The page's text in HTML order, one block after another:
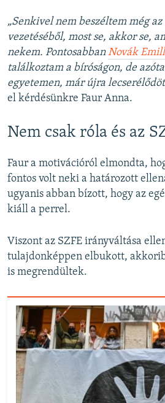
„Senkivel nem beszéltem még
vezetéséből, most se, akkor se,
nekem. PontosabbanNovák
találkoztam a bíróságon, de
egyetemen, már újra
el kérdésünkre Faur Anna.
Nem csak róla és az
Faur a motivációról elmondta,
fontos volt neki a határozott
ugyanis abban bízott, hogy az
kiáll a perrel.
Viszont az SZFE irányváltása
tulajdonképpen elbukott,
is megrendültek.